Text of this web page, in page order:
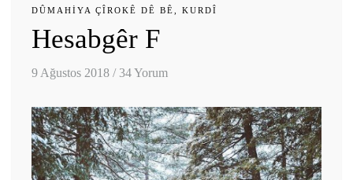
DÛMAHIYA ÇÎROKÊ DÊ BÊ KURDÎ
Hesabgêr F
9 Ağustos 2018 / 34 Yorum